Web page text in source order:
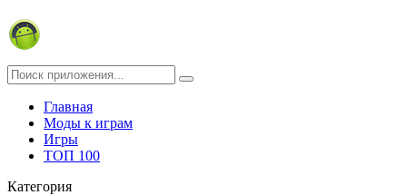
Главная
Моды к играм
Игры
ТОП 100
Категория